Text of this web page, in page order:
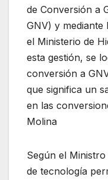
de Conversión a
GNV) y mediante
el Ministerio de
esta gestión, se
conversión a
que significa un
en las
Molina
Según el
de tecnología